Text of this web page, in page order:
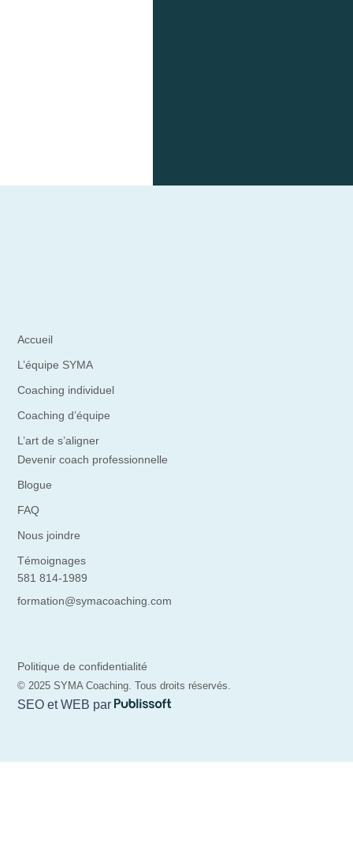
Accueil
L’équipe SYMA
Coaching individuel
Coaching d’équipe
L’art de s’aligner
Devenir coach professionnelle
Blogue
FAQ
Nous joindre
Témoignages
581 814-1989
formation@symacoaching.com
Politique de confidentialité
© 2025 SYMA Coaching. Tous droits réservés.
SEO et WEB par